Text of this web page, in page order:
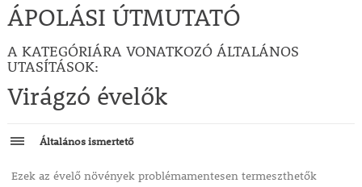
ÁPOLÁSI ÚTMUTATÓ
A KATEGÓRIÁRA VONATKOZÓ ÁLTALÁNOS
UTASÍTÁSOK:
Virágzó évelők
Általános ismertető
Ezek az évelő növények problémamentesen termeszthetők